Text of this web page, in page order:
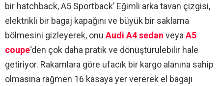
bir hatchback, A5 Sportback’ Eğimli arka tavan çizgisi,
elektrikli bir bagaj kapağını ve büyük bir saklama
bölmesini gizleyerek, onu Audi A4 sedan veya A5
coupe‘den çok daha pratik ve dönüştürülebilir hale
getiriyor. Rakamlara göre ufacık bir kargo alanına sahip
olmasına rağmen 16 kasaya yer vererek el bagajı